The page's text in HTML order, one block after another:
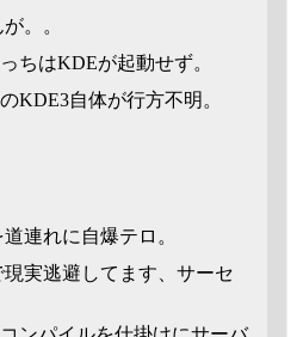
。。
ちはKDEが起動せず。
KDE3自体が行方不明。
連れに自爆テロ。
現実逃避してます、サーセ